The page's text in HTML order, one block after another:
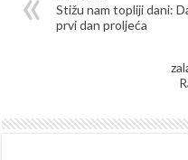
Stižu nam topliji dani:
prvi dan proljeća